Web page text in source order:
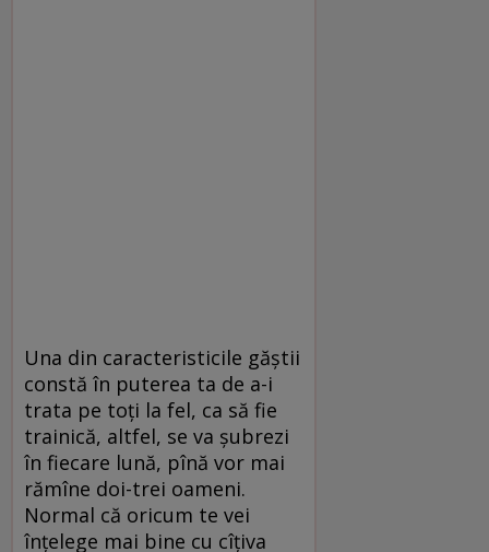
Una din caracteristicile găştii
constă în puterea ta de a-i
trata pe toţi la fel, ca să fie
trainică, altfel, se va şubrezi
în fiecare lună, pînă vor mai
rămîne doi-trei oameni.
Normal că oricum te vei
înţelege mai bine cu cîţiva